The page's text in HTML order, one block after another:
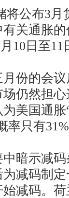
公布3月
关通胀
10日至
份的会议
仍然担
美国通
率只有
暗示减码
减码制
减码。